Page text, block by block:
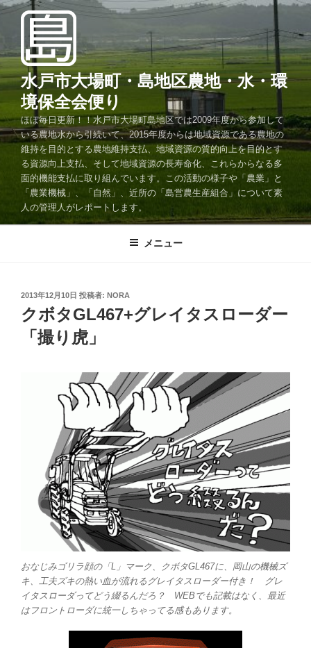
コ
ン
ツ
キ
ッ
水戸市大場町・島地区農地・水・環
境保全会便り
ほぼ毎日更新！！水戸市大場町島地区では2009年度から参加して
いる農地水から引続いて、2015年度からは地域資源である農地の
維持を目的とする農地維持支払、地域資源の質的向上を目的とす
る資源向上支払、そして地域資源の長寿命化、これらからなる多
面的機能支払に取り組んでいます。この活動の様子や「農業」と
「農業機械」、「自然」、近所の「島営農生産組合」について素
人の管理人がレポートします。
メニュー
投
日:
2013年12月10日 投稿者: NORA
クボタGL467+グレイタスローダー
「撮り虎」
おなじみゴリラ顔の「L」マーク、クボタGL467に、岡山の機械ズ
キ、工夫ズキの熱い血が流れるグレイタスローダー付き！ グレ
イタスローダってどう綴るんだろ？ WEBでも記載はなく、最近
はフロントローダに統一しちゃってる感もあります。